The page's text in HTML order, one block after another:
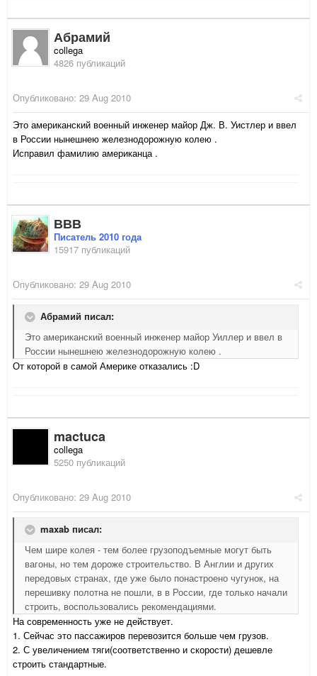
Абрамий
collega
4826 публикаций
Опубликовано: 29 Aug 2010
Это американский военный инженер майор Дж. В. Уистлер и ввел
в России нынешнею железнодорожную колею .
Исправил фамилию американца .
ВВВ
Писатель 2010 года
15917 публикаций
Опубликовано: 29 Aug 2010
Абрамий писал:
Это американский военный инженер майор Уиллер и ввел в
России нынешнею железнодорожную колею .
От которой в самой Америке отказались :D
mactuca
collega
5250 публикаций
Опубликовано: 29 Aug 2010
maxab писал:
Чем шире колея - тем более грузоподъемные могут быть
вагоны, но тем дороже строительство. В Англии и других
передовых странах, где уже было понастроено чугунок, на
перешивку полотна не пошли, в в России, где только начали
строить, воспользовались рекомендациями.
На современность уже не действует.
1. Сейчас это пассажиров перевозится больше чем грузов.
2. С увеличением тяги(соответственно и скорости) дешевле
строить стандартные.